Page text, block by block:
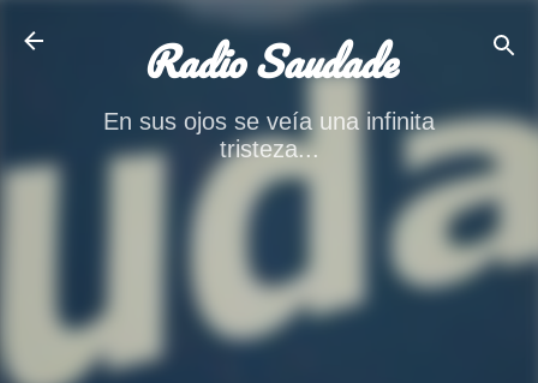
Radio Saudade
En sus ojos se veía una infinita
tristeza...